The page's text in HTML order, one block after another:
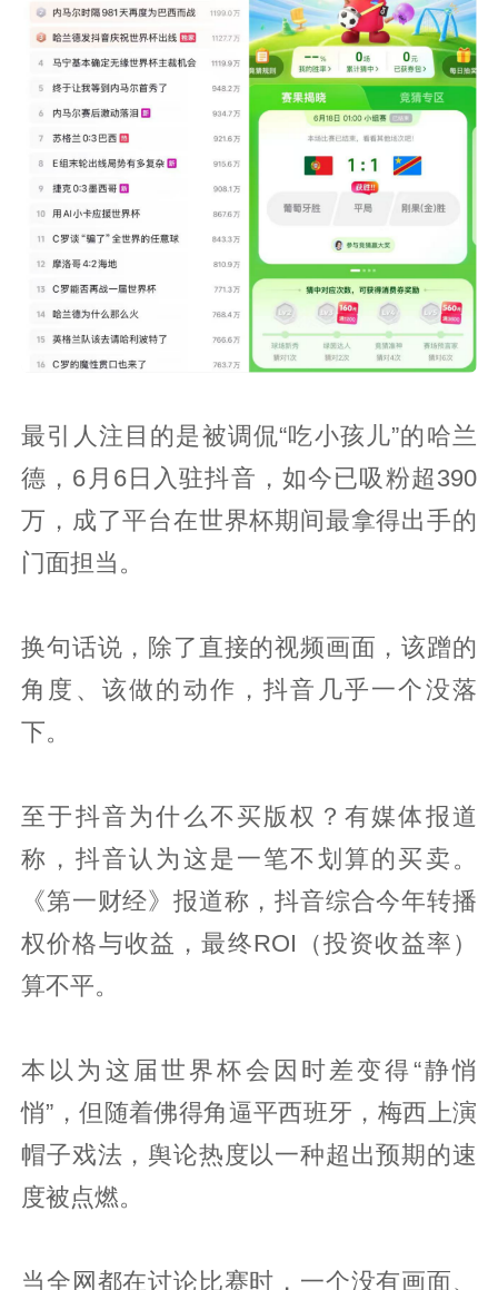
最引人注目的是被调侃“吃小孩儿”的哈兰
德，6月6日入驻抖音，如今已吸粉超390
万，成了平台在世界杯期间最拿得出手的
门面担当。
换句话说，除了直接的视频画面，该蹭的
角度、该做的动作，抖音几乎一个没落
下。
至于抖音为什么不买版权？有媒体报道
称，抖音认为这是一笔不划算的买卖。
《第一财经》报道称，抖音综合今年转播
权价格与收益，最终ROI（投资收益率）
算不平。
本以为这届世界杯会因时差变得“静悄
悄”，但随着佛得角逼平西班牙，梅西上演
帽子戏法，舆论热度以一种超出预期的速
度被点燃。
当全网都在讨论比赛时，一个没有画面、